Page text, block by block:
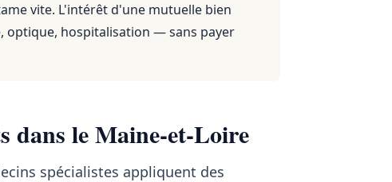
vite. L'intérêt d'une mutuelle bien
optique, hospitalisation — sans payer
dans le Maine-et-Loire
spécialistes appliquent des